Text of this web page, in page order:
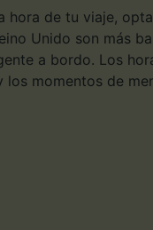
hora de tu viaje,
Unido son más
a bordo. Los
los momentos de